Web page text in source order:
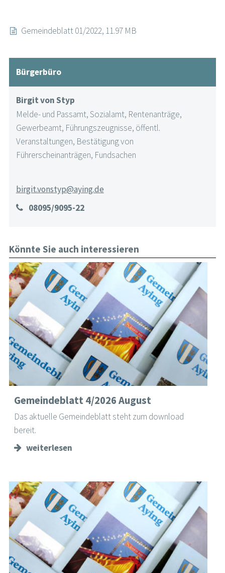
Gemeindeblatt 01/2022, 11.97 MB
Bürgerbüro
Birgit von Styp
Melde- und Passamt, Sozialamt, Rentenanträge,
Gewerbeamt, Führungszeugnisse, öffentl.
Veranstaltungen, Bestätigung von
Führerscheinanträgen, Fundsachen
birgit.vonstyp@aying.de
08095/9095-22
Könnte Sie auch interessieren
Gemeindeblatt 4/2026 August
Das aktuelle Gemeindeblatt steht zum download
bereit.
weiterlesen